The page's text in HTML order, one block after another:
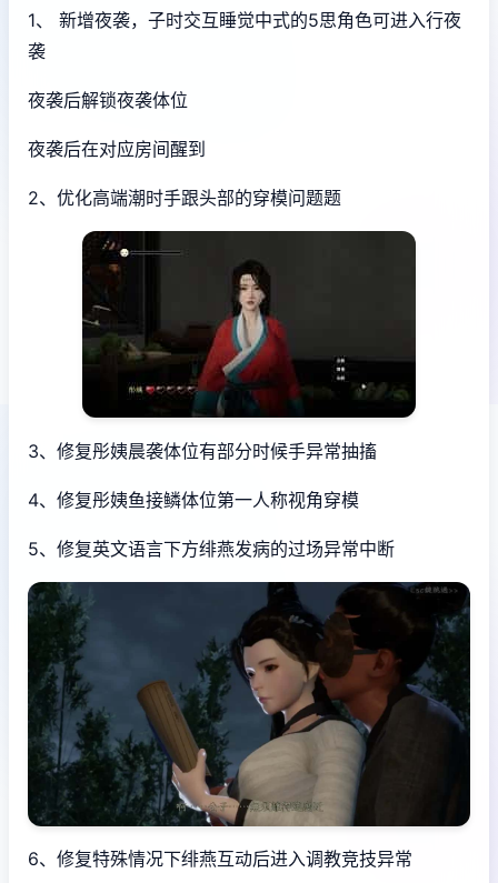
1、 新增夜袭，子时交互睡觉中式的5思角色可进入行夜
袭
夜袭后解锁夜袭体位
夜袭后在对应房间醒到
2、优化高端潮时手跟头部的穿模问题题
3、修复彤姨晨袭体位有部分时候手异常抽搐
4、修复彤姨鱼接鳞体位第一人称视角穿模
5、修复英文语言下方绯燕发病的过场异常中断
6、修复特殊情况下绯燕互动后进入调教竞技异常